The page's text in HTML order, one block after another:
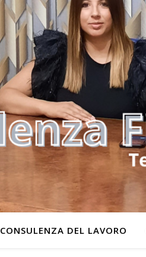
CONSULENZA DEL LAVORO